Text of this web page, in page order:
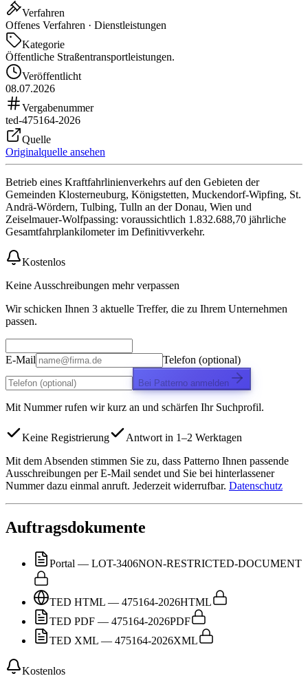
Verfahren
Offenes Verfahren · Dienstleistungen
Kategorie
Öffentliche Straßentransportleistungen.
Veröffentlicht
08.07.2026
Vergabenummer
ted-475164-2026
Quelle
Originalquelle ansehen
Betrieb eines Kraftfahrlinienverkehrs auf den Gebieten der
Gemeinden Klosterneuburg, Königstetten, Muckendorf-Wipfing, St.
Andrä-Wördern, Tulbing, Tulln an der Donau, Wien und
Zeiselmauer-Wolfpassing: voraussichtlich 1.832.688,70 jährliche
Gesamtfahrplankilometer im Definitivverkehr.
Kostenlos
Keine Ausschreibungen mehr verpassen
Wir schicken Ihnen 3 aktuelle Treffer, die zu Ihrem Unternehmen
passen.
E-Mail Telefon (optional)
Bei Patterno anmelden
Mit Nummer rufen wir kurz an und schärfen Ihr Suchprofil.
Keine Registrierung
Antwort in 1–2 Werktagen
Mit dem Absenden stimmen Sie zu, dass Patterno Ihnen passende
Ausschreibungen per E-Mail sendet und Sie bei hinterlassener
Nummer dazu einmal anruft. Jederzeit widerrufbar. Datenschutz
Auftragsdokumente
Portal — LOT-3406NON-RESTRICTED-DOCUMENT
TED HTML — 475164-2026HTML
TED PDF — 475164-2026PDF
TED XML — 475164-2026XML
Kostenlos